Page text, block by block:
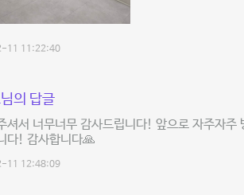
11 11:22:40
의 답글
셔서 너무너무 감사드립니다! 앞으로 자주자
다! 감사합니다🙏
11 12:48:09